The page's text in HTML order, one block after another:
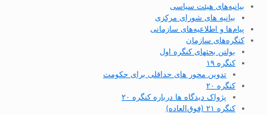
بیانیه‌های هیئت سیاسی
بیانیه های شورای مرکزی
پیام‌ها و اطلاعیه‌های سازمانی
کنگره‌های سازمان
بولتن بحثهای کنگره اول
کنگره ۱۹
تدوین محور های حداقلی برای حکومت
کنگره ۲۰
پژواک دیدگاه ها درباره کنگره ۲۰
کنگره ۲۱ (فوق‌العاده)